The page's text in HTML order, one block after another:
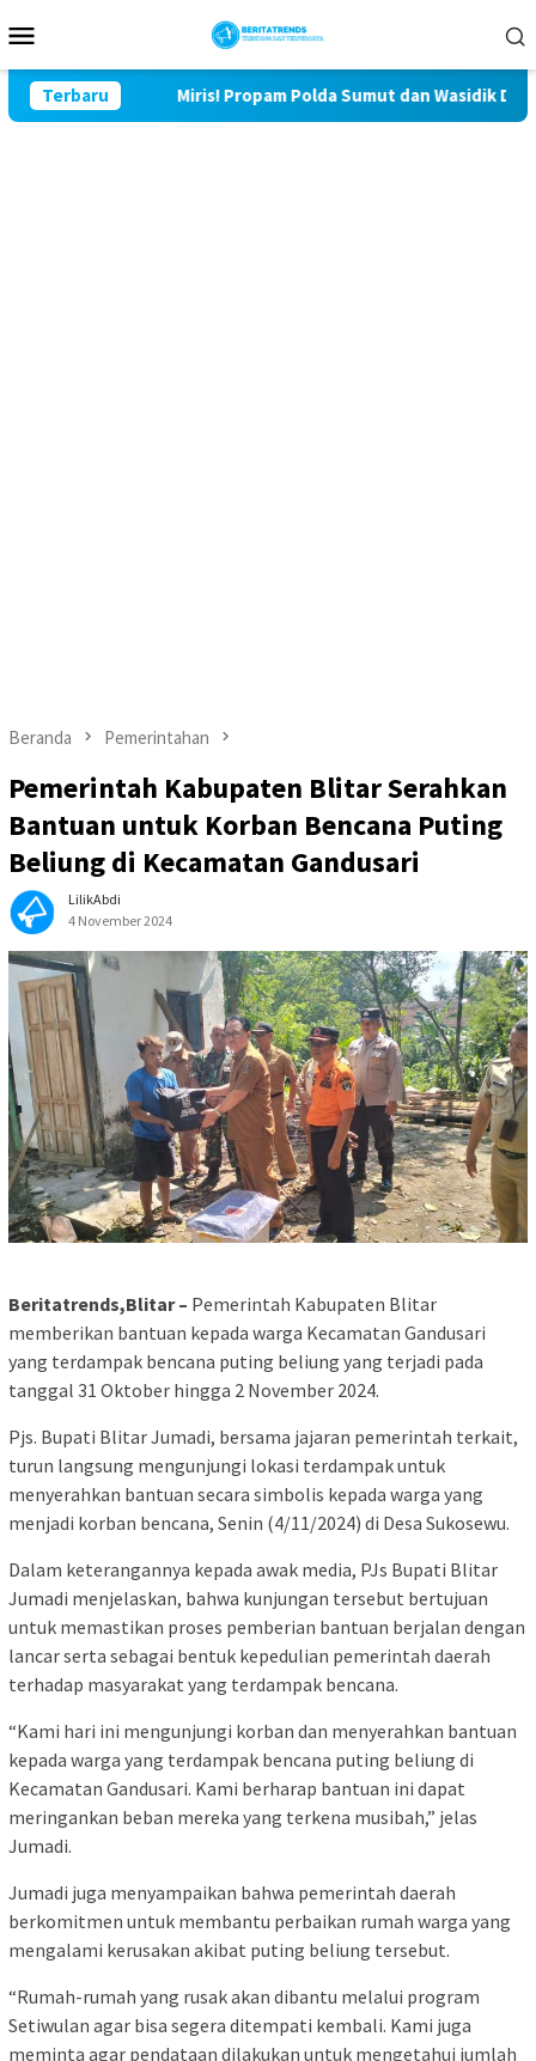
ke
Mobile
TerbaruMiris! Propam Polda Sumut dan Wasidik
Beranda Pemerintahan
Pemerintah Kabupaten Blitar Serahkan
Bantuan untuk Korban Bencana Puting
Beliung di Kecamatan Gandusari
LilikAbdi
4 November 2024
Beritatrends,Blitar – Pemerintah Kabupaten Blitar
memberikan bantuan kepada warga Kecamatan Gandusari
yang terdampak bencana puting beliung yang terjadi pada
tanggal 31 Oktober hingga 2 November 2024.
Pjs. Bupati Blitar Jumadi, bersama jajaran pemerintah terkait,
turun langsung mengunjungi lokasi terdampak untuk
menyerahkan bantuan secara simbolis kepada warga yang
menjadi korban bencana, Senin (4/11/2024) di Desa Sukosewu.
Dalam keterangannya kepada awak media, PJs Bupati Blitar
Jumadi menjelaskan, bahwa kunjungan tersebut bertujuan
untuk memastikan proses pemberian bantuan berjalan dengan
lancar serta sebagai bentuk kepedulian pemerintah daerah
terhadap masyarakat yang terdampak bencana.
“Kami hari ini mengunjungi korban dan menyerahkan bantuan
kepada warga yang terdampak bencana puting beliung di
Kecamatan Gandusari. Kami berharap bantuan ini dapat
meringankan beban mereka yang terkena musibah,” jelas
Jumadi.
Jumadi juga menyampaikan bahwa pemerintah daerah
berkomitmen untuk membantu perbaikan rumah warga yang
mengalami kerusakan akibat puting beliung tersebut.
“Rumah-rumah yang rusak akan dibantu melalui program
Setiwulan agar bisa segera ditempati kembali. Kami juga
meminta agar pendataan dilakukan untuk mengetahui jumlah